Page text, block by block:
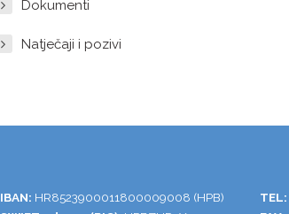
Dokumenti
Natječaji i pozivi
IBAN: HR8523900011800009008 (HPB)
TEL: